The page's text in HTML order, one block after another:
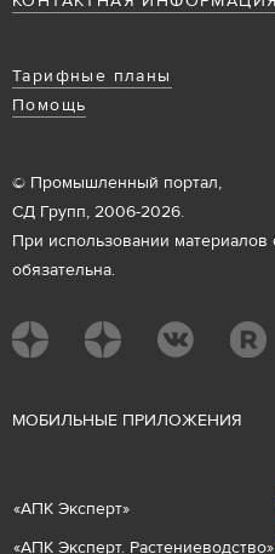
Тарифные планы
Помощь
© Промышленный портал,
СД Групп, 2006-2026.
При использовании материалов
обязательна.
МОБИЛЬНЫЕ ПРИЛОЖЕНИЯ
«АПК Эксперт»
«АПК Эксперт. Растениеводство»